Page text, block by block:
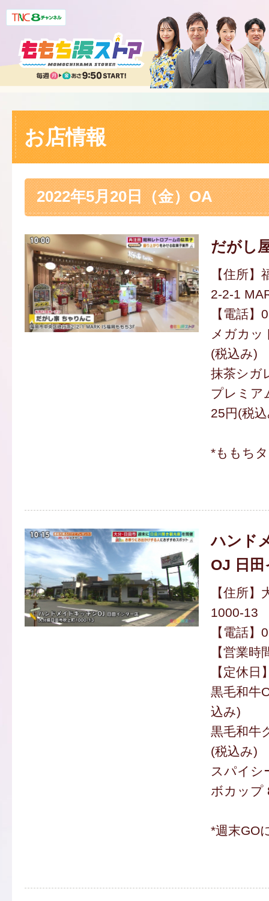
お店情報
2022年5月20日（金）OA
だがし
【住所
2-2-1
【電話
メガカッ
(税込み)
抹茶シガ
プレミア
25円(税
*ももち
ハンド
OJ 日
【住所
1000-13
【電話
【営業
【定休日
黒毛和牛
込み)
黒毛和牛
(税込み)
スパイシ
ボカップ
*週末GO